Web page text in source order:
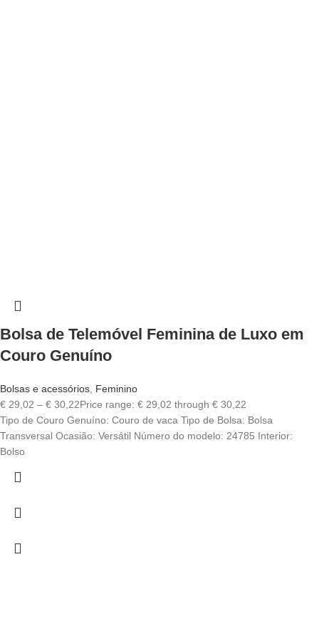
Bolsa de Telemóvel Feminina de Luxo em
Couro Genuíno
Bolsas e acessórios, Feminino
€ 29,02 – € 30,22Price range: € 29,02 through € 30,22
Tipo de Couro Genuíno: Couro de vaca Tipo de Bolsa: Bolsa
Transversal Ocasião: Versátil Número do modelo: 24785 Interior:
Bolso